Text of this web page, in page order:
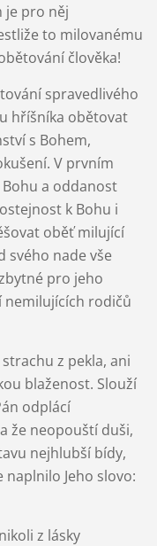
je pro něj
to milovanému
člověka!
spravedlivého
hříšníka obětovat
s Bohem,
V prvním
a oddanost
k Bohu i
oběť milující
svého nade vše
pro jeho
rodičů
z pekla, ani
blaženost. Slouží
odplácí
že neopouští duši,
nejhlubší bídy,
naplnilo Jeho slovo:
z lásky